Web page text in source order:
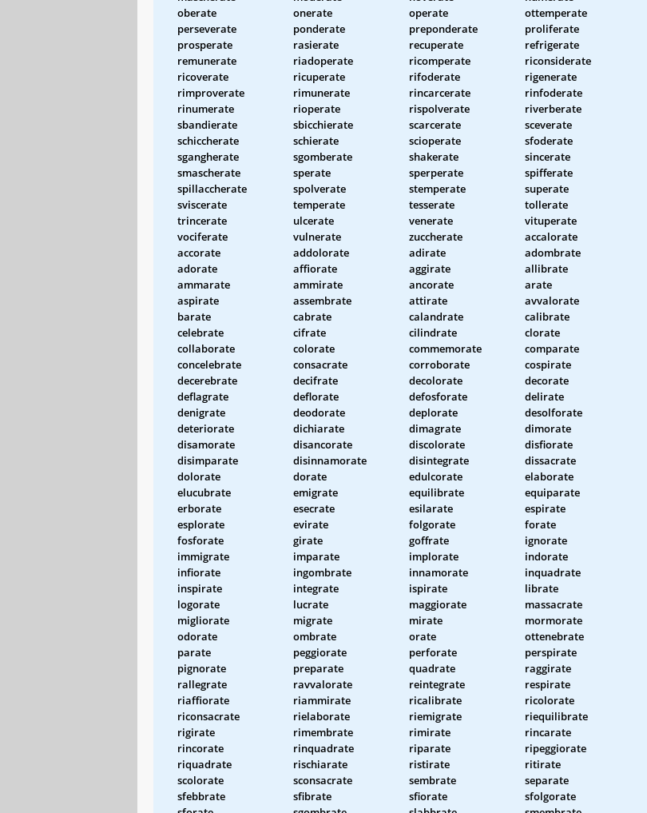
oberate
onerate operate
ottemperate
perseverate
ponderate preponderate
proliferate
prosperate
rasierate recuperate
refrigerate
remunerate
riadoperate ricomperate
riconsiderate
ricoverate
ricuperate rifoderate
rigenerate
rimproverate
rimunerate rincarcerate
rinfoderate
rinumerate
rioperate rispolverate
riverberate
sbandierate
sbicchierate scarcerate
sceverate
schiccherate
schierate scioperate
sfoderate
sgangherate
sgomberate shakerate
sincerate
smascherate
sperate sperperate
spifferate
spillaccherate
spolverate stemperate
superate
sviscerate
temperate tesserate
tollerate
trincerate
ulcerate venerate
vituperate
vociferate
vulnerate zuccherate
accalorate
accorate
addolorate adirate
adombrate
adorate
affiorate aggirate
allibrate
ammarate
ammirate ancorate
arate
aspirate
assembrate attirate
avvalorate
barate
cabrate calandrate
calibrate
celebrate
cifrate cilindrate
clorate
collaborate
colorate commemorate
comparate
concelebrate
consacrate corroborate
cospirate
decerebrate
decifrate decolorate
decorate
deflagrate
deflorate defosforate
delirate
denigrate
deodorate deplorate
desolforate
deteriorate
dichiarate dimagrate
dimorate
disamorate
disancorate discolorate
disfiorate
disimparate
disinnamorate disintegrate
dissacrate
dolorate
dorate edulcorate
elaborate
elucubrate
emigrate equilibrate
equiparate
erborate
esecrate esilarate
espirate
esplorate
evirate folgorate
forate
fosforate
girate goffrate
ignorate
immigrate
imparate implorate
indorate
infiorate
ingombrate innamorate
inquadrate
inspirate
integrate ispirate
librate
logorate
lucrate maggiorate
massacrate
migliorate
migrate mirate
mormorate
odorate
ombrate orate
ottenebrate
parate
peggiorate perforate
perspirate
pignorate
preparate quadrate
raggirate
rallegrate
ravvalorate reintegrate
respirate
riaffiorate
riammirate ricalibrate
ricolorate
riconsacrate
rielaborate riemigrate
riequilibrate
rigirate
rimembrate rimirate
rincarate
rincorate
rinquadrate riparate
ripeggiorate
riquadrate
rischiarate ristirate
ritirate
scolorate
sconsacrate sembrate
separate
sfebbrate
sfibrate sfiorate
sfolgorate